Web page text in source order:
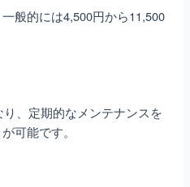
般的には4,500円から11,500
、定期的なメンテナンスを
可能です。